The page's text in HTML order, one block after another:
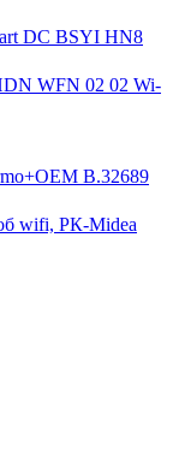
DC BSYI HN8
WFN 02 02 Wi-
B.32689
wifi, РК-Midea